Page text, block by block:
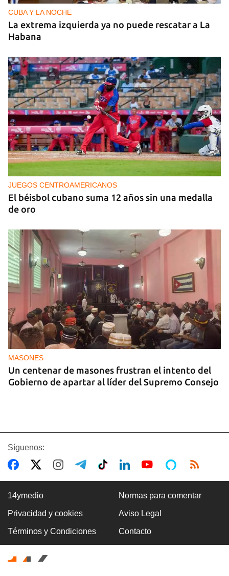
decisiones de Ortega
CUBA Y LA NOCHE
La extrema izquierda ya no puede rescatar a La
Habana
JUEGOS CENTROAMERICANOS
El béisbol cubano suma 12 años sin una medalla
de oro
MASONES
Un centenar de masones frustran el intento del
Gobierno de apartar al líder del Supremo Consejo
REPRESIÓN
Los creadores de El4tico cumplen seis meses
presos sin fecha de juicio
Síguenos:
14ymedio Normas para comentar
Privacidad y cookies Aviso Legal
Términos y Condiciones Contacto